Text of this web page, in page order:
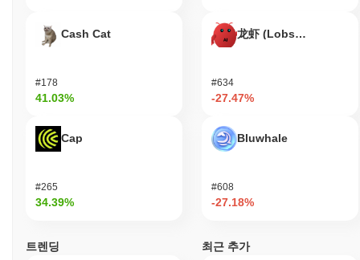
고 접근 가능한 퇴직 저축 수단을 제공하는 것을 목표로 합니다. 이
토큰은 유틸리티 자산으로 기능하여 사용자가 다양한 투자 기회에
용자 친화적인 지갑 및 교육 자료와 같은 도구와 자원을 제공하여
사용자가 암호화폐 환경을 효과적으로 탐색할 수 있도록 돕습니다.
략을 통해 토큰과 상호작용하여 더 강력한 생태계에 기여할 수 있
습니다. 이러한 협력적 접근 방식은 퇴직 토큰의 유용성을 높일 뿐
퇴직 토큰은 어떻게 안전하게 보호되나요?
을 하는 검증자들이 있는 지분 증명(Proof of Stake, PoS) 합의 메
Cash Cat
#178
41.03%
Cap
#265
34.39%
龙虾 (Lobster)
#634
-27.47%
Bluwhale
#608
-27.18%
트렌딩 최근 추가